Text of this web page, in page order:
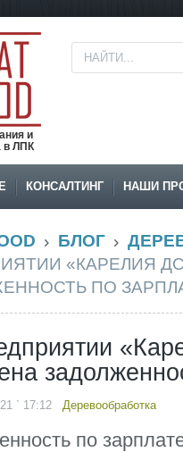
и
в ЛПК
КОНСАЛТИНГ НАШИ
БЛОГ
«КАРЕЛИЯ
ПО
` 17:12 Деревообработка
по